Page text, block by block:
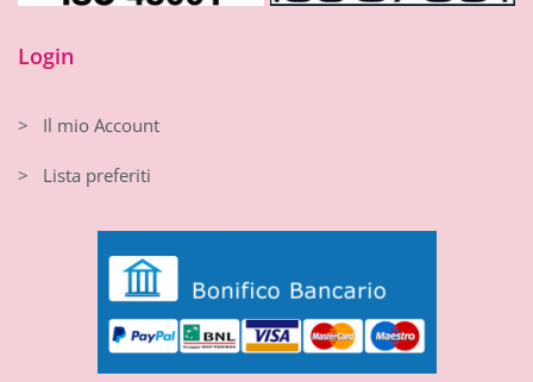
Login
> Il mio Account
> Lista preferiti